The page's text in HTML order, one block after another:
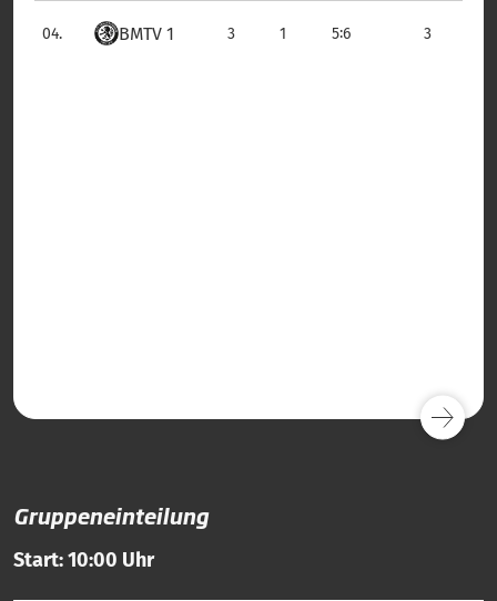
Gruppeneinteilung
Start: 10:00 Uhr
04. BMTV 1 3 1 5:6 3